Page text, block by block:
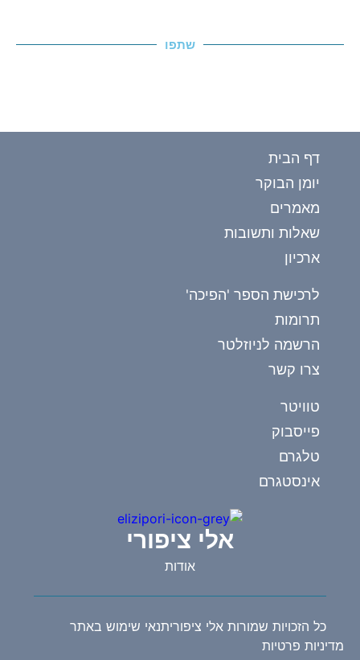
שתפו
דף הבית
יומן הבוקר
מאמרים
שאלות ותשובות
ארכיון
לרכישת הספר 'הפיכה'
תרומות
הרשמה לניוזלטר
צרו קשר
טוויטר
פייסבוק
טלגרם
אינסטגרם
אלי ציפורי
אודות
כל הזכויות שמורות אלי ציפוריתנאי שימוש באתר
מדיניות פרטיות